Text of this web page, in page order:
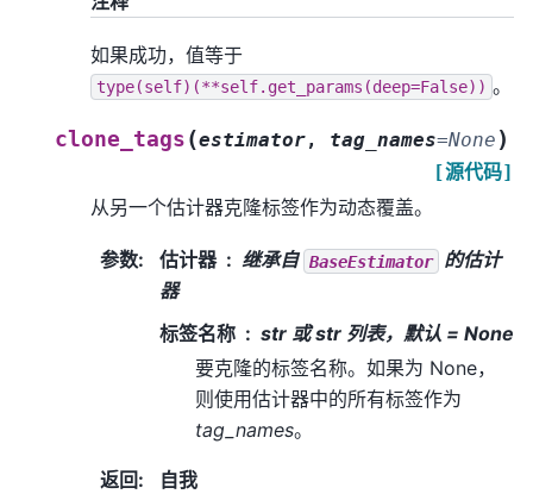
如果成功，值等于
type(self)(**self.get_params(deep=False)) 。
clone_tags (estimator, tag_names=None )
[源代码]
从另一个估计器克隆标签作为动态覆盖。
参数: 估计器 继承自 BaseEstimator
的估计
器
标签名称
str 或 str 列表，默认 = None
要克隆的标签名称。如果为 None，
则使用估计器中的所有标签作为
tag_names。
返回:
自我